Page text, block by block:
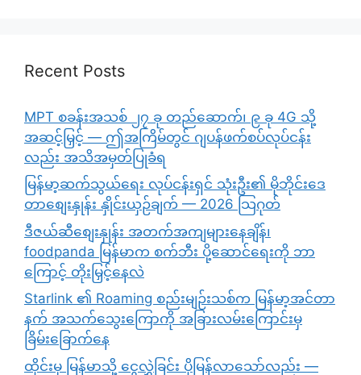
Recent Posts
MPT စခန်းအသစ် ၂၇ ခု တည်ဆောက်၊ ၉ ခု 4G သို့
အဆင့်မြှင့် — ဤအကြိမ်တွင် ဂျပန်ဖက်စပ်လုပ်ငန်း
လည်း အသိအမှတ်ပြုခံရ
မြန်မာ့ဆက်သွယ်ရေး လုပ်ငန်းရှင် သုံးဦး၏ မိုဘိုင်းဒေ
တာစျေးနှုန်း နှိုင်းယှဉ်ချက် — 2026 သြဂုတ်
ဒီဇယ်ဆီစျေးနှုန်း အတက်အကျများနေချိန်၊
foodpanda မြန်မာက စက်ဘီး ပို့ဆောင်ရေးကို ဘာ
ကြောင့် တိုးမြှင့်နေလဲ
Starlink ၏ Roaming စည်းမျဉ်းသစ်က မြန်မာ့အင်တာ
နက် အသက်သွေးကြောကို အခြားလမ်းကြောင်းမှ
ခြိမ်းခြောက်နေ
ထိုင်းမှ မြန်မာသို့ ငွေလွှဲခြင်း ပိုမြန်လာသော်လည်း —